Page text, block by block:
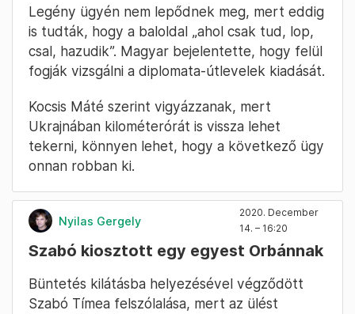
Legény ügyén nem lepődnek meg, mert eddig
is tudták, hogy a baloldal „ahol csak tud, lop,
csal, hazudik”. Magyar bejelentette, hogy felül
fogják vizsgálni a diplomata-útlevelek kiadását.
Kocsis Máté szerint vigyázzanak, mert
Ukrajnában kilométerórát is vissza lehet
tekerni, könnyen lehet, hogy a következő ügy
onnan robban ki.
Nyilas Gergely
2020. December
14. – 16:20
Szabó kiosztott egy egyest Orbánnak
Büntetés kilátásba helyezésével végződött
Szabó Tímea felszólalása, mert az ülést